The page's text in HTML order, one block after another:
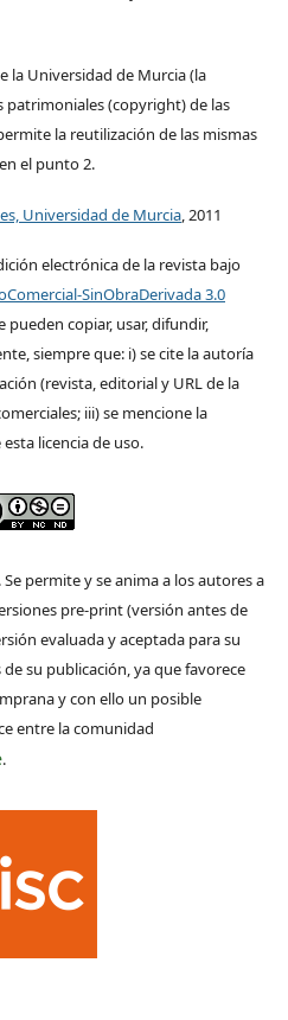
la Universidad de Murcia (la
patrimoniales (copyright) de las
la reutilización de las mismas
el punto 2.
Universidad de Murcia, 2011
electrónica de la revista bajo
SinObraDerivada 3.0
pueden copiar, usar, difundir,
siempre que: i) se cite la autoría
(revista, editorial y URL de la
iii) se mencione la
licencia de uso.
permite y se anima a los autores a
pre-print (versión antes de
evaluada y aceptada para su
su publicación, ya que favorece
y con ello un posible
entre la comunidad
.